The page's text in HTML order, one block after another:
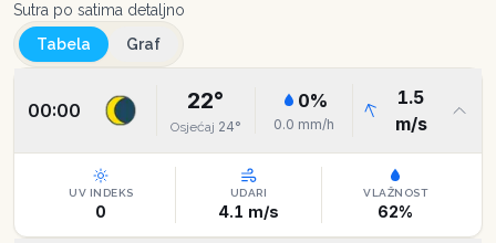
Sutra po satima detaljno
Tabela
Graf
00:00 22°
Osjećaj 24°
0%
0.0 mm/h
1.5
m/s
UV INDEKS
0
UDARI
4.1 m/s
VLAŽNOST
62%